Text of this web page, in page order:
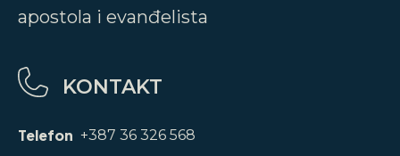
apostola i evanđelista
KONTAKT
Telefon +387 36 326 568